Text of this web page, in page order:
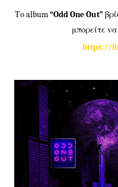
Το album“Odd One Out”
μπορείτε
https://